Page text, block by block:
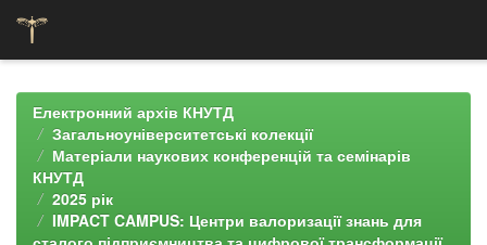
navigationЕлектронний архів КНУТД
Загальноуніверситетські колекції
Матеріали наукових конференцій та семінарів
КНУТД
2025 рік
IMPACT CAMPUS: Центри валоризації знань для